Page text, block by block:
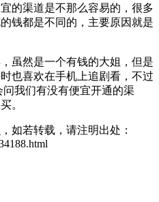
的渠道是不那么容易的，很多
钱都是不同的，主要原因就是
虽然是一个有钱的大姐，但是
也喜欢在手机上追剧看，不过
我们有没有便宜开通的渠
。
，如若转载，请注明出处：